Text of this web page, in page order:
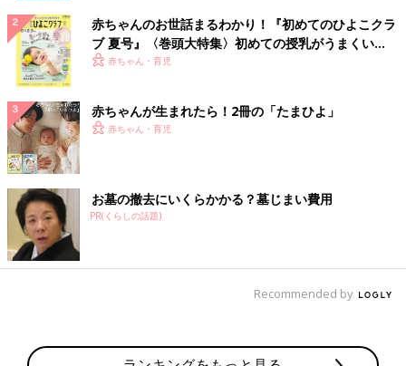
赤ちゃんのお世話まるわかり！『初めてのひよこクラ
ブ 夏号』〈巻頭大特集〉初めての授乳がうまくい
く！ おっぱい・ミルクの基本と夏のトラブル 解決テ
赤ちゃん・育児
赤ちゃんが生まれたら！2冊の「たまひよ」
赤ちゃん・育児
お墓の撤去にいくらかかる？墓じまい費用
PR(くらしの話題)
Recommended by